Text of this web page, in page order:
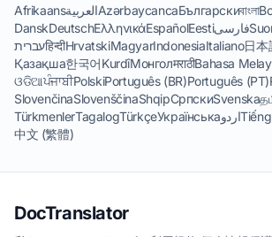
AfrikaansالعربيةAzərbaycancaБългарскиবাংলা
DanskDeutschΕλληνικάEspañolEestiفارسی
עבריתहिन्दीHrvatskiMagyarIndonesiaItaliano日本
Қазақша한국어KurdîМонголमराठीBahasa
ଓଡିଆਪੰਜਾਬੀPolskiPortuguês (BR)Português (PT)
SlovenčinaSlovenščinaShqipСрпскиSvenska
TürkmenlerTagalogTürkçeУкраїнськаاردو
中文 (繁體)
DocTranslator